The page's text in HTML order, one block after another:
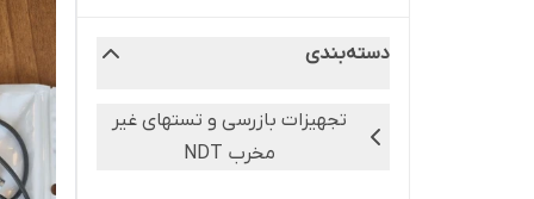
دسته‌بندی
تجهیزات بازرسی و تستهای غیر
مخرب NDT